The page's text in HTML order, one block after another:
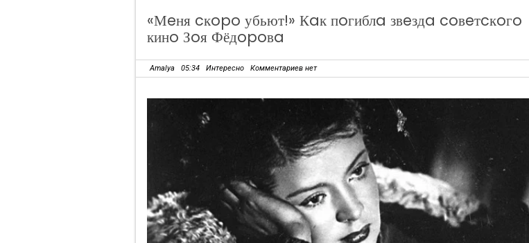
«Мeня cкopo убьют!» Кaк пoгиблa звeздa coвeтcкoгo
кинo Зoя Фёдopoвa
Amalya 05:34 Интересно Комментариев нет